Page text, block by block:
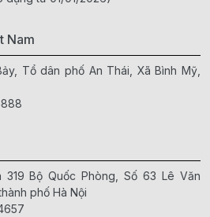
Nam
Tổ dân phố An Thái, Xã Bình Mỹ,
Bộ Quốc Phòng, Số 63 Lê Văn
phố Hà Nội